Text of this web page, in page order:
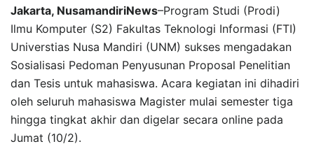
Jakarta, NusamandiriNews–Program Studi (Prodi)
Ilmu Komputer (S2) Fakultas Teknologi Informasi (FTI)
Universtias Nusa Mandiri (UNM) sukses mengadakan
Sosialisasi Pedoman Penyusunan Proposal Penelitian
dan Tesis untuk mahasiswa. Acara kegiatan ini dihadiri
oleh seluruh mahasiswa Magister mulai semester tiga
hingga tingkat akhir dan digelar secara online pada
Jumat (10/2).